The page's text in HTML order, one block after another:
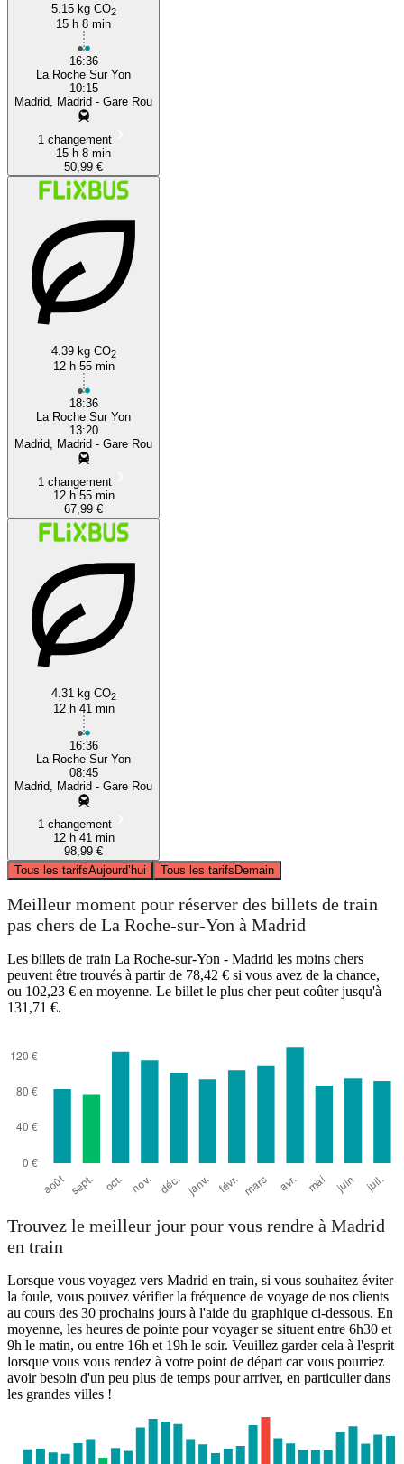
5.15 kg CO2
15 h 8 min
16:36
La Roche Sur Yon
10:15
Madrid, Madrid - Gare Rou
1 changement
15 h 8 min
50,99 €
4.39 kg CO2
12 h 55 min
18:36
La Roche Sur Yon
13:20
Madrid, Madrid - Gare Rou
1 changement
12 h 55 min
67,99 €
4.31 kg CO2
12 h 41 min
16:36
La Roche Sur Yon
08:45
Madrid, Madrid - Gare Rou
1 changement
12 h 41 min
98,99 €
Tous les tarifsAujourd’hui Tous les tarifsDemain
Meilleur moment pour réserver des billets de train
pas chers de La Roche-sur-Yon à Madrid
Les billets de train La Roche-sur-Yon - Madrid les moins chers
peuvent être trouvés à partir de 78,42 € si vous avez de la chance,
ou 102,23 € en moyenne. Le billet le plus cher peut coûter jusqu'à
131,71 €.
Trouvez le meilleur jour pour vous rendre à Madrid
en train
Lorsque vous voyagez vers Madrid en train, si vous souhaitez éviter
la foule, vous pouvez vérifier la fréquence de voyage de nos clients
au cours des 30 prochains jours à l'aide du graphique ci-dessous. En
moyenne, les heures de pointe pour voyager se situent entre 6h30 et
9h le matin, ou entre 16h et 19h le soir. Veuillez garder cela à l'esprit
lorsque vous vous rendez à votre point de départ car vous pourriez
avoir besoin d'un peu plus de temps pour arriver, en particulier dans
les grandes villes !